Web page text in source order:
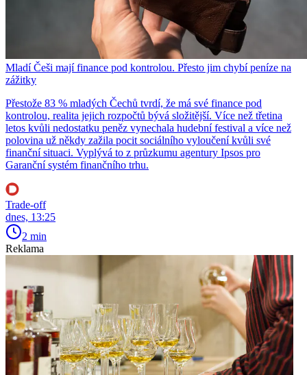
Mladí Češi mají finance pod kontrolou. Přesto jim chybí peníze na
zážitky
Přestože 83 % mladých Čechů tvrdí, že má své finance pod
kontrolou, realita jejich rozpočtů bývá složitější. Více než třetina
letos kvůli nedostatku peněz vynechala hudební festival a více než
polovina už někdy zažila pocit sociálního vyloučení kvůli své
finanční situaci. Vyplývá to z průzkumu agentury Ipsos pro
Garanční systém finančního trhu.
Trade-off
dnes, 13:25
2 min
Reklama